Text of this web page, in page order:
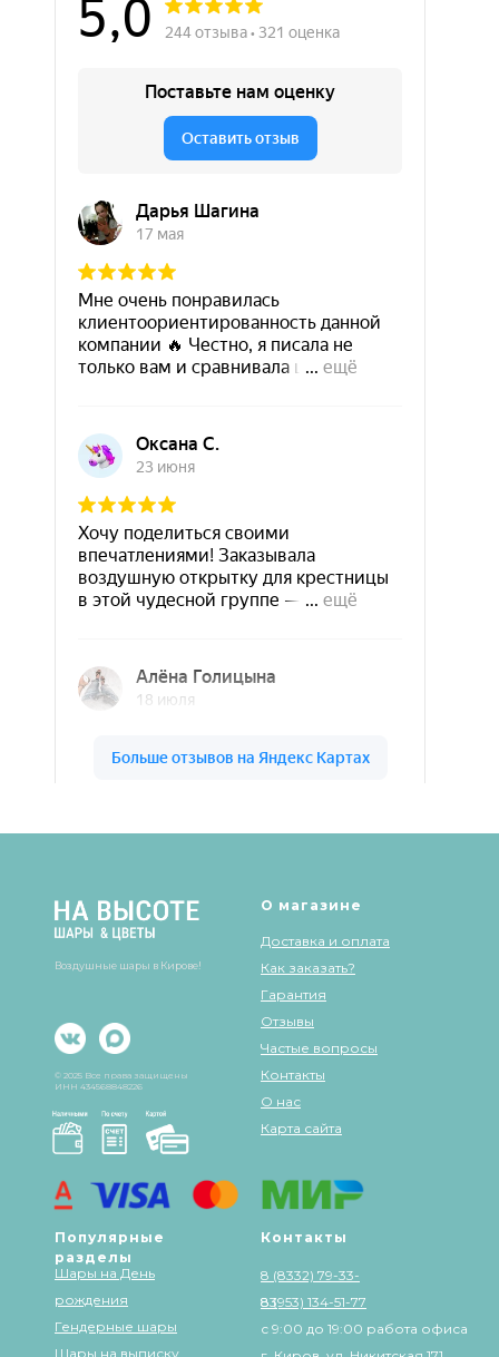
О магазине
Доставка и оплата
Популярные
разделы
Шары на День
рождения
Контакты
© 2025 Все права защищены
Как заказать?
Гарантия
Отзывы
Частые вопросы
Контакты
О нас
Гендерные шары
Шары на выписку
8 (8332) 79-33-
83
8 (953) 134-51-77
с 9:00 до 19:00 работа офиса
ИНН 434568848226
Карта сайта
Воздушные шары в Кирове!